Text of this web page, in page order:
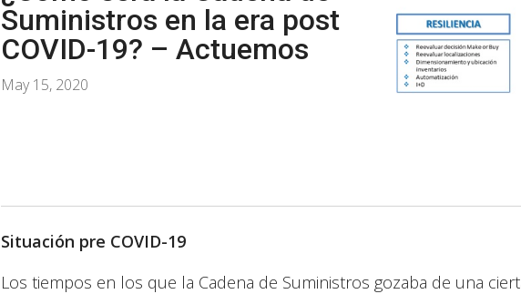
Suministros en la era post
COVID-19? – Actuemos
May 15, 2020
Situación pre COVID-19
Los tiempos en los que la Cadena de Suministros gozaba de una